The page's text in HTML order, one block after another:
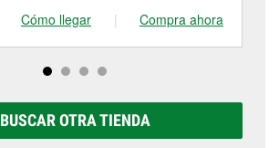
Cómo llegar | Compra ahora
BUSCAR OTRA TIENDA